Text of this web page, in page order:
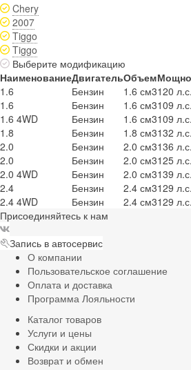
Chery
2007
Tiggo
Tiggo
Выберите модификацию
НаименованиеДвигательОбъем
1.6
Бензин 1.6 см3120 л.с.
1.6
Бензин 1.6 см3109 л.с.
1.6 4WD
Бензин 1.6 см3109 л.с.
1.8
Бензин 1.8 см3132 л.с.
2.0
Бензин 2.0 см3136 л.с.
2.0
Бензин 2.0 см3125 л.с.
2.0 4WD
Бензин 2.0 см3139 л.с.
2.4
Бензин 2.4 см3129 л.с.
2.4 4WD
Бензин 2.4 см3129 л.с.
Присоединяйтесь к нам
Запись в автосервис
О компании
Пользовательское соглашение
Оплата и доставка
Программа Лояльности
Каталог товаров
Услуги и цены
Скидки и акции
Возврат и обмен